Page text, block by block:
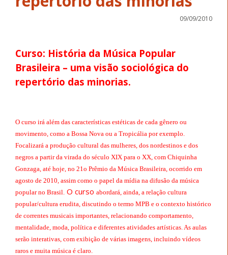
09/09/2010
Curso: História da Música Popular
Brasileira – uma visão sociológica do
repertório das minorias.
O curso irá além das características estéticas de cada gênero ou
movimento, como a Bossa Nova ou a Tropicália por exemplo.
Focalizará a produção cultural das mulheres, dos nordestinos e dos
negros a partir da virada do século XIX para o XX, com Chiquinha
Gonzaga, até hoje, no 21o Prêmio da Música Brasileira, ocorrido em
agosto de 2010, assim como o papel da mídia na difusão da música
popular no Brasil. O curso abordará, ainda, a relação cultura
popular/cultura erudita, discutindo o termo MPB e o contexto histórico
de correntes musicais importantes, relacionando comportamento,
mentalidade, moda, política e diferentes atividades artísticas. As aulas
serão interativas, com exibição de várias imagens, incluindo vídeos
raros e muita música é claro.